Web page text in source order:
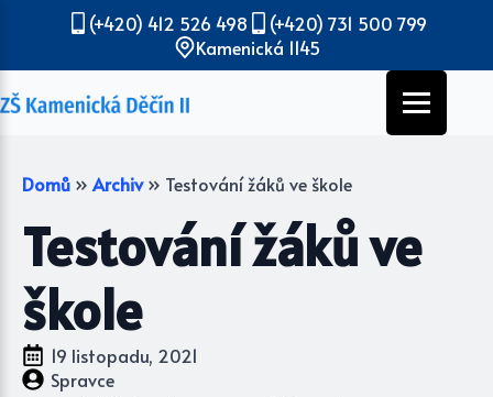
(+420) 412 526 498
(+420) 731 500 799
Kamenická 1145
Domů » Archiv » Testování žáků ve škole
Testování žáků ve
škole
19 listopadu, 2021
Spravce